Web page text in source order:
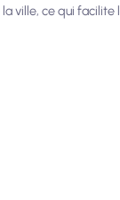
ville, ce qui